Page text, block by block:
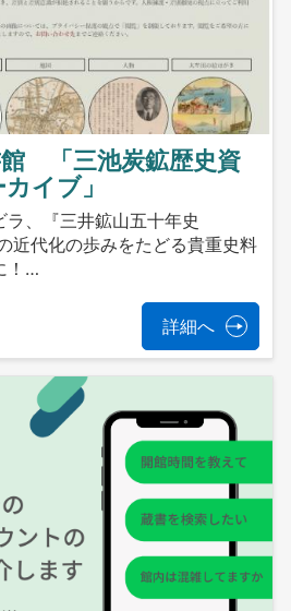
館 「三池炭鉱歴史資
イブ」
ラ、『三井鉱山五十年史
近代化の歩みをたどる貴重史料
！…
詳細へ